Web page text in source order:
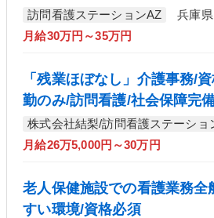
訪問看護ステーションAZ
兵庫
月給30万円～35万円
「残業ほぼなし」介護事務/
勤のみ/訪問看護/社会保障完
株式会社結梨/訪問看護ステーショ
月給26万5,000円～30万円
老人保健施設での看護業務全
すい環境/資格必須